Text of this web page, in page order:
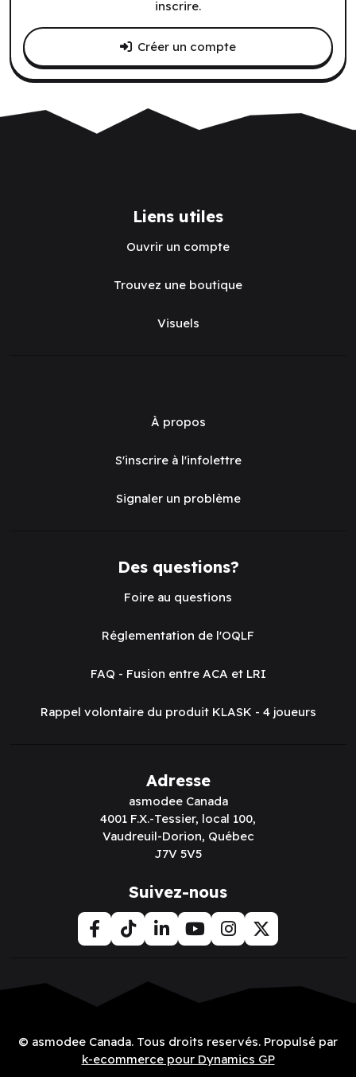
inscrire.
Créer un compte
Liens utiles
Ouvrir un compte
Trouvez une boutique
Visuels
À propos
S'inscrire à l'infolettre
Signaler un problème
Des questions?
Foire au questions
Réglementation de l'OQLF
FAQ - Fusion entre ACA et LRI
Rappel volontaire du produit KLASK - 4 joueurs
Adresse
asmodee Canada
4001 F.X.-Tessier, local 100,
Vaudreuil-Dorion, Québec
J7V 5V5
Suivez-nous
© asmodee Canada. Tous droits reservés. Propulsé par
k-ecommerce pour Dynamics GP